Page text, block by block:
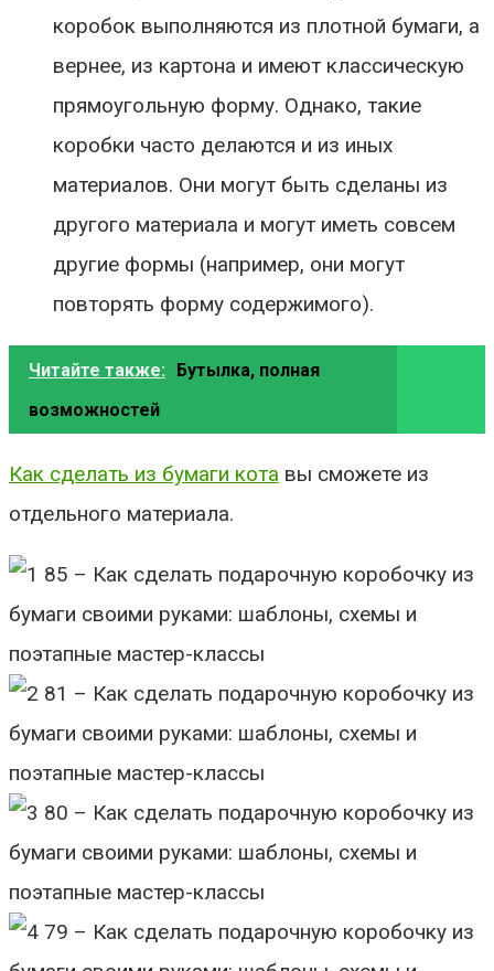
коробок выполняются из плотной бумаги, а
вернее, из картона и имеют классическую
прямоугольную форму. Однако, такие
коробки часто делаются и из иных
материалов. Они могут быть сделаны из
другого материала и могут иметь совсем
другие формы (например, они могут
повторять форму содержимого).
Читайте также:
Бутылка, полная
возможностей
Как сделать из бумаги кота вы сможете из
отдельного материала.